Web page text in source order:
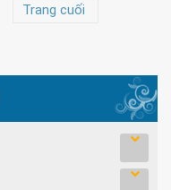
Trang cuối